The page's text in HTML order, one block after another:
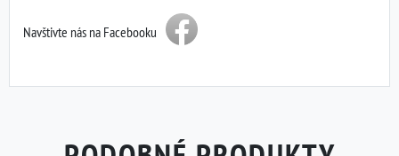
Navštivte nás na Facebooku